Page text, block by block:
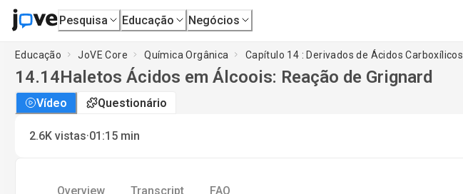
Pesquisa Educação Negócios
Educação JoVE Core Química Orgânica Capítulo 14 : Derivados de Ácidos Carboxílicos
14.14Haletos Ácidos em Álcoois: Reação de Grignard
Vídeo Questionário
2.6K vistas·01:15 min
Overview Transcript FAQ